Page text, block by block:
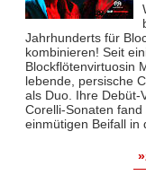
Jahrhunderts für
kombinieren! Seit
Blockflötenvirtuosin
lebende, persische
als Duo. Ihre Debüt-
Corelli-Sonaten
einmütigen Beifall in